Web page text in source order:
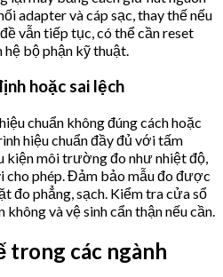
adapter và cáp sạc, thay thế nếu
vẫn tiếp tục, có thể cần reset
hệ bộ phận kỹ thuật.
hoặc sai lệch
chuẩn không đúng cách hoặc
hiệu chuẩn đầy đủ với tấm
kiện môi trường đo như nhiệt độ,
cho phép. Đảm bảo mẫu đo được
đo phẳng, sạch. Kiểm tra cửa sổ
và vệ sinh cẩn thận nếu cần.
các ngành